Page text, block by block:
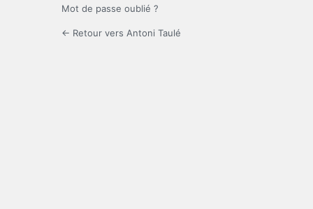
Mot de passe oublié ?
← Retour vers Antoni Taulé